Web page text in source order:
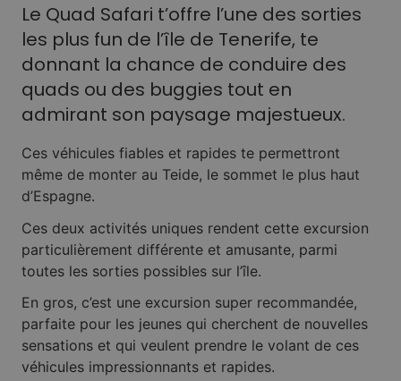
Le Quad Safari t’offre l’une des sorties
les plus fun de l’île de Tenerife, te
donnant la chance de conduire des
quads ou des buggies tout en
admirant son paysage majestueux.
Ces véhicules fiables et rapides te permettront
même de monter au Teide, le sommet le plus haut
d’Espagne.
Ces deux activités uniques rendent cette excursion
particulièrement différente et amusante, parmi
toutes les sorties possibles sur l’île.
En gros, c’est une excursion super recommandée,
parfaite pour les jeunes qui cherchent de nouvelles
sensations et qui veulent prendre le volant de ces
véhicules impressionnants et rapides.